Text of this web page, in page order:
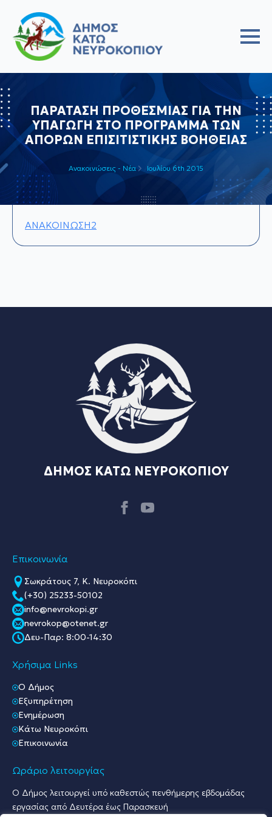
ΠΑΡΑΤΑΣΗ ΠΡΟΘΕΣΜΙΑΣ ΓΙΑ ΤΗΝ
ΥΠΑΓΩΓΗ ΣΤΟ ΠΡΟΓΡΑΜΜΑ ΤΩΝ
ΑΠΟΡΩΝ ΕΠΙΣΙΤΙΣΤΙΚΗΣ ΒΟΗΘΕΙΑΣ
Ανακοινώσεις - Νέα Ιουλίου 6th 2015
ΑΝΑΚΟΙΝΩΣH2
ΔΗΜΟΣ ΚΑΤΩ ΝΕΥΡΟΚΟΠΙΟΥ
Επικοινωνία
Σωκράτους 7, Κ. Νευροκόπι
(+30) 25233-50102
info@nevrokopi.gr
nevrokop@otenet.gr
Δευ-Παρ: 8:00-14:30
Χρήσιμα Links
O Δήμος
Εξυπηρέτηση
Ενημέρωση
Κάτω Νευροκόπι
Επικοινωνία
Ωράριο λειτουργίας
Ο Δήμος λειτουργεί υπό καθεστώς πενθήμερης εβδομάδας
εργασίας από Δευτέρα έως Παρασκευή